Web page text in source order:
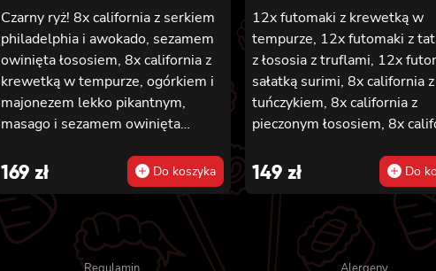
Czarny ryż! 8x california z serkiem
philadelphia i awokado, sezamem
owinięta łososiem, 8x california z
krewetką w tempurze, ogórkiem i
majonezem lekko pikantnym,
masago i sezamem owinięta
pieczonym, serkiem philadelphia,
sosem teriyaki, sezamem,
awokado, ogórkiem i kanpyo 8x
california z łososiem i awokado,
serkiem philadelphia, masago,
169 zł Do koszyka
12x futomaki z krewetką w
tempurze, 12x futomaki z
z łososia z truflami, 12x
sałatką surimi, 8x california z
tuńczykiem, 8x california z
pieczonym łososiem, 8x
sałatką wakame, 8x
tuńczykiem, 8x hosomaki z
wędzonym tofu, 8x
pieczonym łososiem i 8x
z kanpyo
149 zł Do